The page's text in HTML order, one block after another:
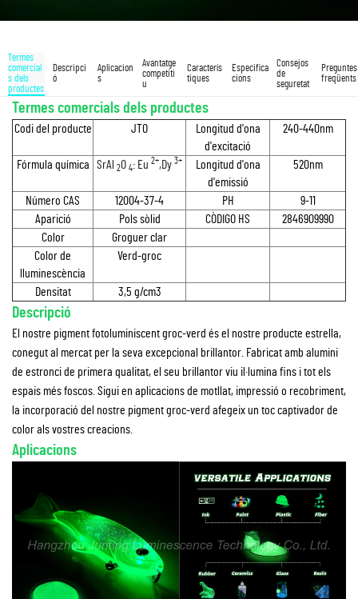
Termes
comercial
s dels
productes
Descripci
ó
Aplicacion
s
Avantatge
competiti
u
Caracterís
tiques
Especifica
cions
Consejos
de
seguretat
Preguntes
freqüents
Termes comercials dels productes
Codi del producte JTO
Longitud d'ona
d'excitació
240-440nm
Fórmula química SrAl 2O 4: Eu 2+,Dy 3+
Longitud d'ona
d'emissió
520nm
Número CAS 12004-37-4 PH
9-11
Aparició
Pols sòlid CÒDIGO HS
2846909990
Color
Groguer clar
Color de
lluminescència
Verd-groc
Densitat 3,5 g/cm3
Descripció
El nostre pigment fotoluminiscent groc-verd és el nostre producte estrella,
conegut al mercat per la seva excepcional brillantor. Fabricat amb alumini
de estronci de primera qualitat, el seu brillantor viu il·lumina fins i tot els
espais més foscos. Sigui en aplicacions de motllat, impressió o recobriment,
la incorporació del nostre pigment groc-verd afegeix un toc captivador de
color als vostres creacions.
Aplicacions